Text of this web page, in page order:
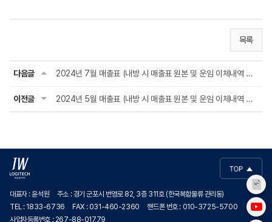
목록
다음글 2024년 7월 매출표 (내방 시 매출표 원본 및 운임 이체내역 확인 가능합니다.)
이전글 2024년 5월 매출표 (내방 시 매출표 원본 및 운임 이체내역 확인 가능합니다.)
대표자 : 윤석원
주소 : 경기 군포시 번영로 82, 3층 311호 (한국복합물류 관리동)
TEL : 1833-6736
FAX : 031-460-2360
핸드폰 번호 : 010-3725-5700
사업자등록번호 : 267-88-01779